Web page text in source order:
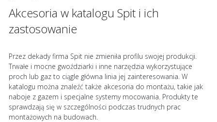
Akcesoria w katalogu Spit i ich
zastosowanie
Przez dekady firma Spit nie zmieniła profilu swojej produkcji.
Trwałe i mocne gwoździarki i inne narzędzia wykorzystujące
proch lub gaz to ciągle główna linia jej zainteresowania. W
katalogu można znaleźć także akcesoria do montażu, takie jak
naboje z gazem i specjalne systemy mocowania. Produkty te
sprawdzają się w szczególności podczas trudnych prac
montażowych na budowach.